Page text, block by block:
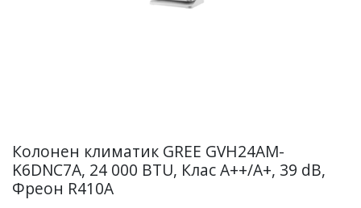
Колонен климатик GREE GVH24AM-
K6DNC7A, 24 000 BTU, Клас А++/А+, 39 dB,
Фреон R410A